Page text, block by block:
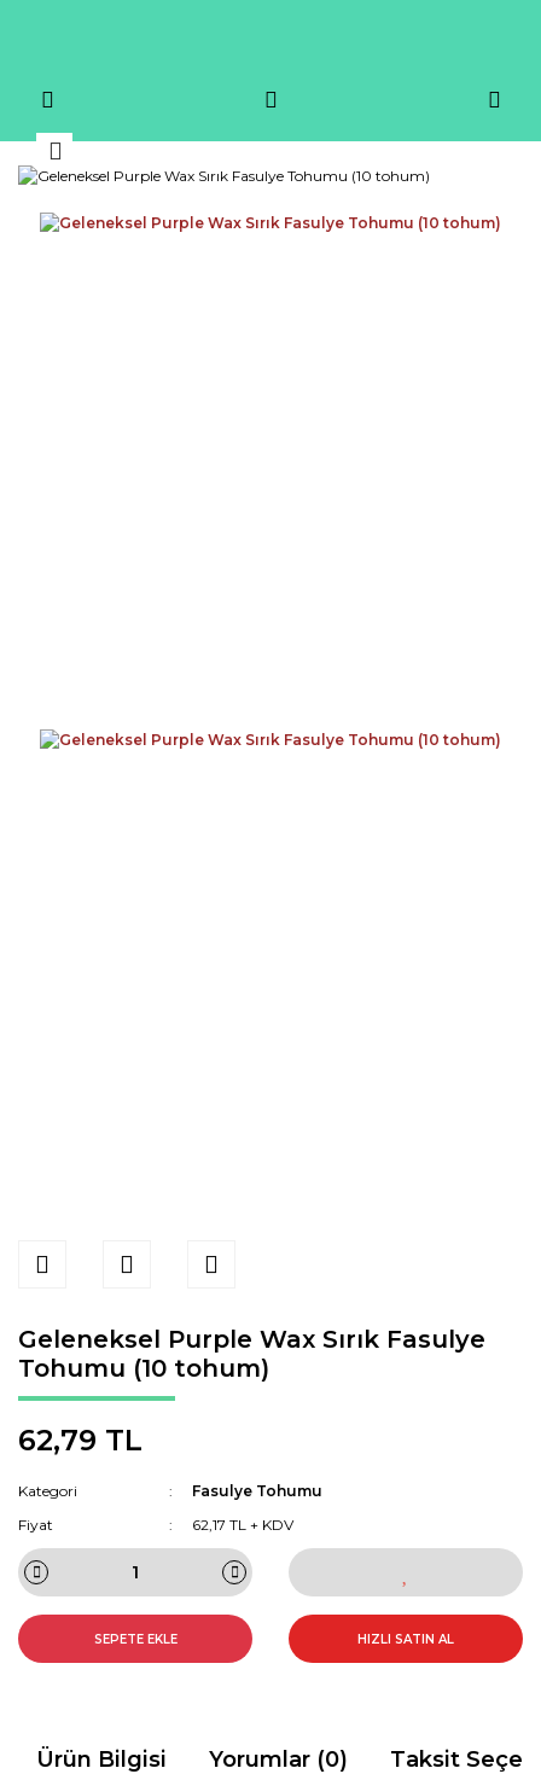
Geleneksel Purple Wax Sırık Fasulye
Tohumu (10 tohum)
62,79 TL
Kategori
Fasulye Tohumu
Fiyat
62,17 TL + KDV
SEPETE EKLE HIZLI SATIN AL
Ürün Bilgisi Yorumlar (0) Taksit